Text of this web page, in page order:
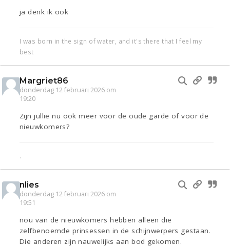
ja denk ik ook
I was born in the sign of water, and it's there that I feel my
best
Margriet86
donderdag 12 februari 2026 om
19:20
Zijn jullie nu ook meer voor de oude garde of voor de
nieuwkomers?
.
nlies
donderdag 12 februari 2026 om
19:51
nou van de nieuwkomers hebben alleen die
zelfbenoemde prinsessen in de schijnwerpers gestaan.
Die anderen zijn nauwelijks aan bod gekomen.